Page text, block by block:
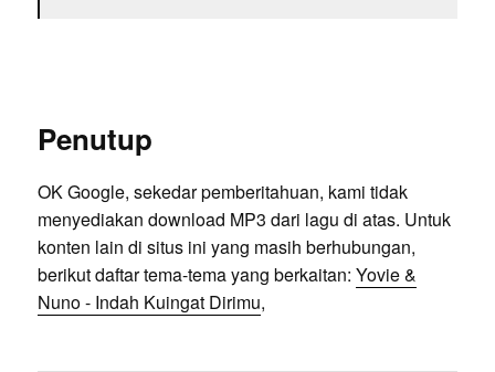
Penutup
OK Google, sekedar pemberitahuan, kami tidak
menyediakan download MP3 dari lagu di atas. Untuk
konten lain di situs ini yang masih berhubungan,
berikut daftar tema-tema yang berkaitan: Yovie &
Nuno - Indah Kuingat Dirimu,